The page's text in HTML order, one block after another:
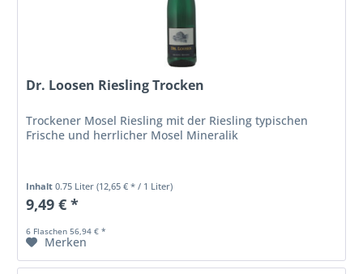
Dr. Loosen Riesling Trocken
Trockener Mosel Riesling mit der Riesling typischen
Frische und herrlicher Mosel Mineralik
Inhalt0.75 Liter(12,65 € * / 1 Liter)
9,49 € *
6 Flaschen 56,94 € *
Merken